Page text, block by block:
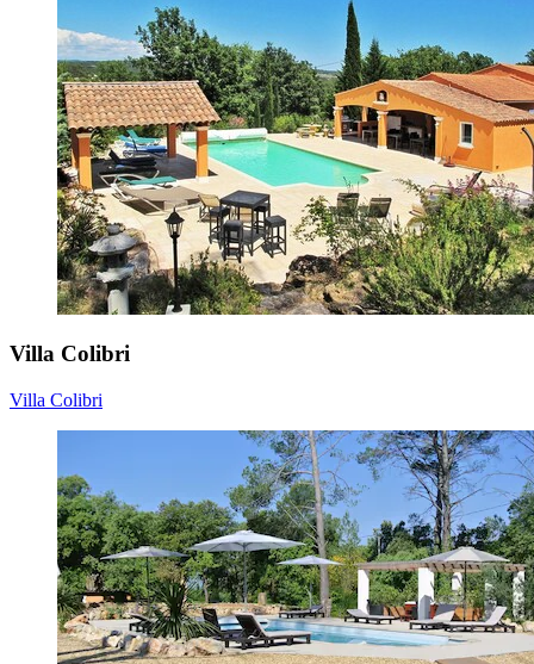
Villa Colibri
Villa Colibri